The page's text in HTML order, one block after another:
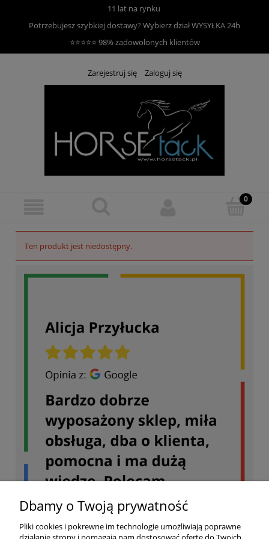
11 lat na rynku
Potrzebujesz szybkiej dostawy? Wybierz działWYSYŁKA 24h
⭐⭐⭐⭐⭐ 98% zadowolonych klientów
Zarejestruj się Zaloguj się
Ten produkt jest niedostępny.
Dbamy o Twoją prywatność
Pliki cookies i pokrewne im technologie umożliwiają poprawne